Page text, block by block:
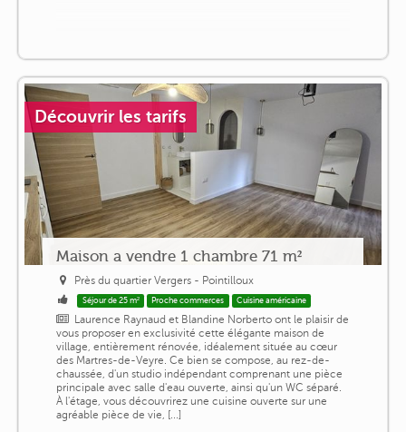
Découvrir les tarifs
Maison a vendre 1 chambre 71 m²
Près du quartier Vergers - Pointilloux
Séjour de 25 m² Proche commerces Cuisine américaine
Laurence Raynaud et Blandine Norberto ont le plaisir de
vous proposer en exclusivité cette élégante maison de
village, entièrement rénovée, idéalement située au cœur
des Martres-de-Veyre. Ce bien se compose, au rez-de-
chaussée, d'un studio indépendant comprenant une pièce
principale avec salle d'eau ouverte, ainsi qu'un WC séparé.
À l'étage, vous découvrirez une cuisine ouverte sur une
agréable pièce de vie, [...]